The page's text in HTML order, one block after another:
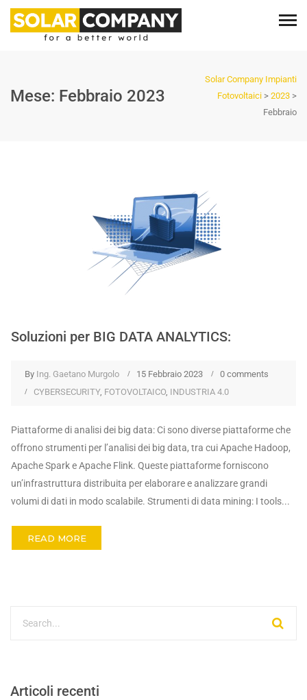
Mese: Febbraio 2023
Solar Company Impianti
Fotovoltaici > 2023 >
Febbraio
Soluzioni per BIG DATA ANALYTICS:
By Ing. Gaetano Murgolo 15 Febbraio 2023
0 comments
CYBERSECURITY, FOTOVOLTAICO INDUSTRIA 4.0
Piattaforme di analisi dei big data: Ci sono diverse piattaforme che
offrono strumenti per l’analisi dei big data, tra cui Apache Hadoop,
Apache Spark e Apache Flink. Queste piattaforme forniscono
un’infrastruttura distribuita per elaborare e analizzare grandi
volumi di dati in modo scalabile. Strumenti di data mining: I tools...
READ MORE
Articoli recenti